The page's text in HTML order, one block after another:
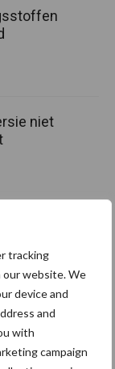
tracking
our website. We
device and
and
with
campaign
niet